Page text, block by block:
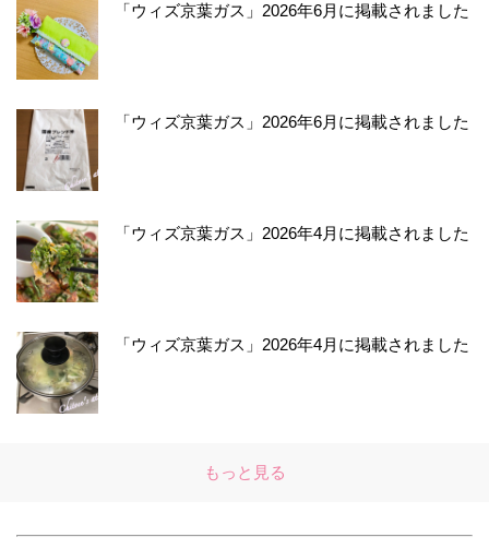
「ウィズ京葉ガス」2026年6月に掲載されました
「ウィズ京葉ガス」2026年6月に掲載されました
「ウィズ京葉ガス」2026年4月に掲載されました
「ウィズ京葉ガス」2026年4月に掲載されました
もっと見る